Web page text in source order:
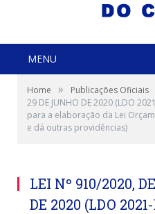
MENU
Home » Publicações Oficiais
29 DE JUNHO DE 2020 (LDO
para a elaboração da Lei
e dá outras providências)
LEI Nº 910/2020,
DE 2020 (LDO